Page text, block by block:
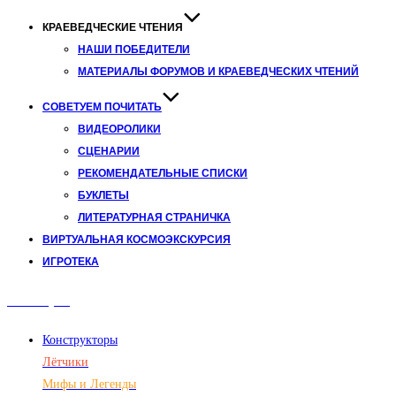
КРАЕВЕДЧЕСКИЕ ЧТЕНИЯ
НАШИ ПОБЕДИТЕЛИ
МАТЕРИАЛЫ ФОРУМОВ И КРАЕВЕДЧЕСКИХ ЧТЕНИЙ
СОВЕТУЕМ ПОЧИТАТЬ
ВИДЕОРОЛИКИ
СЦЕНАРИИ
РЕКОМЕНДАТЕЛЬНЫЕ СПИСКИ
БУКЛЕТЫ
ЛИТЕРАТУРНАЯ СТРАНИЧКА
ВИРТУАЛЬНАЯ КОСМОЭКСКУРСИЯ
ИГРОТЕКА
Конструкторы
Лётчики
Мифы и Легенды